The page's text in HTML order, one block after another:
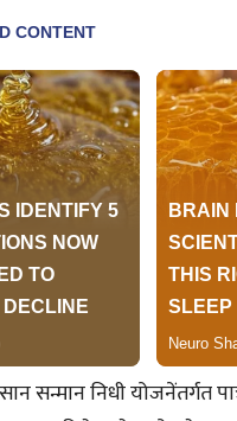
सन्मान निधी योजनेंतर्गत